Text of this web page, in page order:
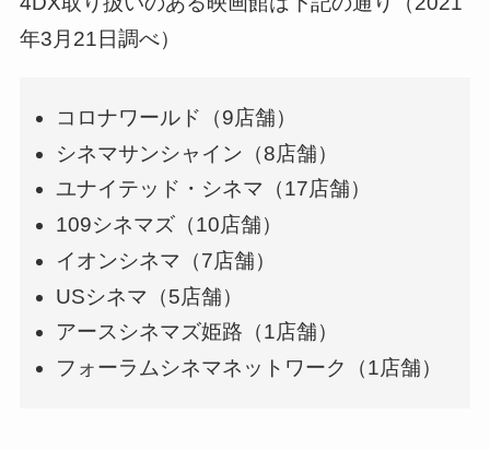
年3月21日調べ）
コロナワールド（9店舗）
シネマサンシャイン（8店舗）
ユナイテッド・シネマ（17店舗）
109シネマズ（10店舗）
イオンシネマ（7店舗）
USシネマ（5店舗）
アースシネマズ姫路（1店舗）
フォーラムシネマネットワーク（1店舗）